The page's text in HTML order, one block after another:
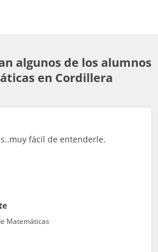
algunos de los alumnos
en Cordillera
fácil de entenderle.
Matemáticas